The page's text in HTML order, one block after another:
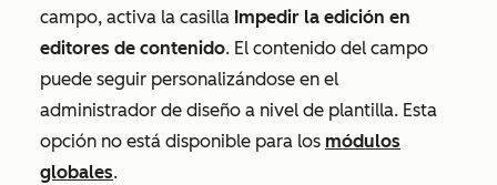
campo, activa la casilla Impedir la edición en
editores de contenido. El contenido del campo
puede seguir personalizándose en el
administrador de diseño a nivel de plantilla. Esta
opción no está disponible para los módulos
globales.